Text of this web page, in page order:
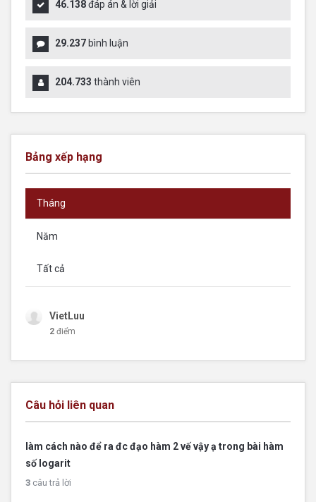
46.138đáp án & lời giải
29.237 bình luận
204.733 thành viên
Bảng xếp hạng
Tháng
Năm
Tất cả
VietLuu
2 điểm
Câu hỏi liên quan
làm cách nào để ra đc đạo hàm 2 vế vậy ạ trong bài hàm
số logarit
3 câu trả lời